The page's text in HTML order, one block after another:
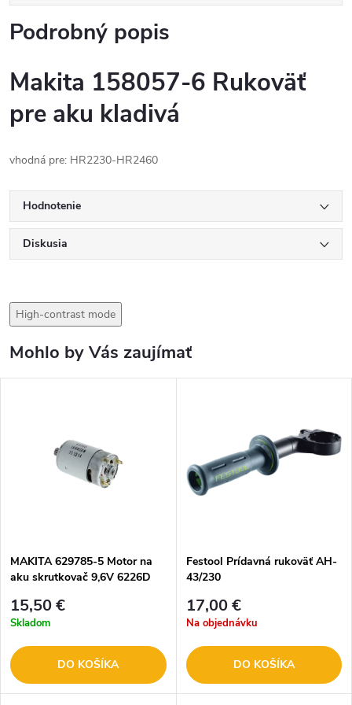
Podrobný popis
Makita 158057-6 Rukoväť
pre aku kladivá
vhodná pre: HR2230-HR2460
Hodnotenie
Diskusia
High-contrast mode
Mohlo by Vás zaujímať
MAKITA 629785-5 Motor na
aku skrutkovač 9,6V 6226D
15,50 €
Skladom
DO KOŠÍKA
Festool Prídavná rukoväť AH-
43/230
17,00 €
Na objednávku
DO KOŠÍKA